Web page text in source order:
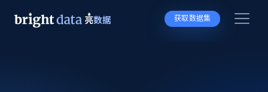
获取数据集